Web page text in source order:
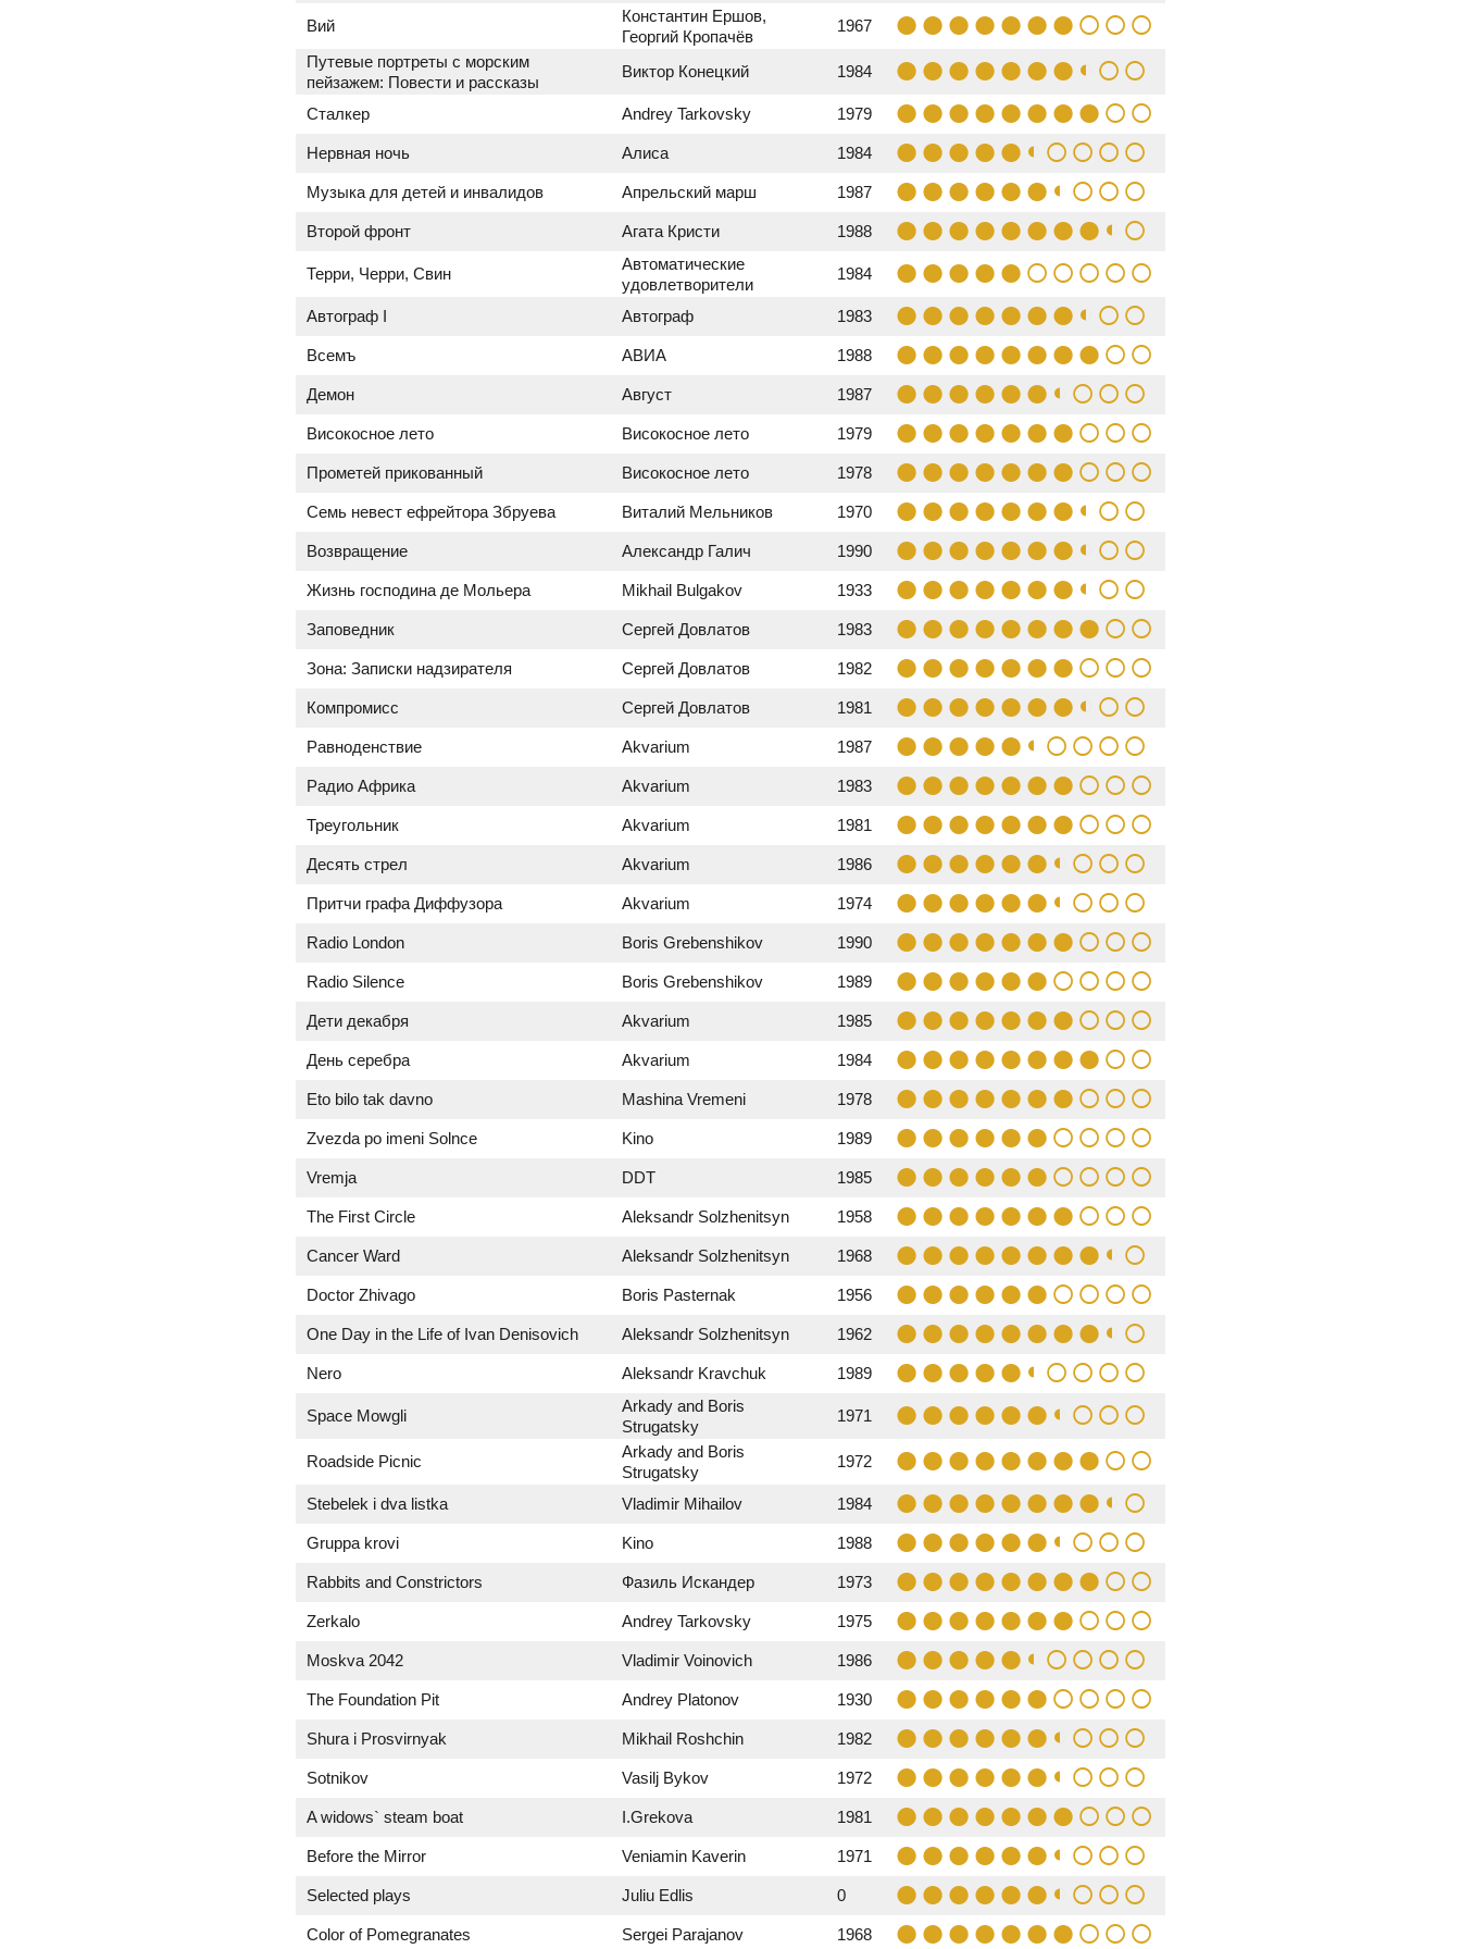
Вий
Константин Ершов,
Георгий Кропачёв
1967
Путевые портреты с морским
пейзажем: Повести и рассказы
Виктор Конецкий 1984
Сталкер Andrey Tarkovsky 1979
Нервная ночь Алиса 1984
Музыка для детей и инвалидов Апрельский марш 1987
Второй фронт Агата Кристи 1988
Терри, Черри, Свин
Автоматические
удовлетворители
1984
Автограф I Автограф 1983
Всемъ АВИА 1988
Демон Август 1987
Високосное лето Високосное лето 1979
Прометей прикованный Високосное лето 1978
Семь невест ефрейтора Збруева Виталий Мельников 1970
Возвращение Александр Галич 1990
Жизнь господина де Мольера Mikhail Bulgakov 1933
Заповедник Сергей Довлатов 1983
Зона: Записки надзирателя Сергей Довлатов 1982
Компромисс Сергей Довлатов 1981
Равноденствие Akvarium 1987
Радио Африка Akvarium 1983
Треугольник Akvarium 1981
Десять стрел Akvarium 1986
Притчи графа Диффузора Akvarium 1974
Radio London Boris Grebenshikov 1990
Radio Silence Boris Grebenshikov 1989
Дети декабря Akvarium 1985
День серебра Akvarium 1984
Eto bilo tak davno Mashina Vremeni 1978
Zvezda po imeni Solnce Kino 1989
Vremja DDT 1985
The First Circle Aleksandr Solzhenitsyn 1958
Cancer Ward Aleksandr Solzhenitsyn 1968
Doctor Zhivago Boris Pasternak 1956
One Day in the Life of Ivan Denisovich Aleksandr Solzhenitsyn 1962
Nero Aleksandr Kravchuk 1989
Space Mowgli
Arkady and Boris
Strugatsky
1971
Roadside Picnic
Arkady and Boris
Strugatsky
1972
Stebelek i dva listka Vladimir Mihailov 1984
Gruppa krovi Kino 1988
Rabbits and Constrictors Фазиль Искандер 1973
Zerkalo Andrey Tarkovsky 1975
Moskva 2042 Vladimir Voinovich 1986
The Foundation Pit Andrey Platonov 1930
Shura i Prosvirnyak Mikhail Roshchin 1982
Sotnikov Vasilj Bykov 1972
A widows` steam boat I.Grekova 1981
Before the Mirror Veniamin Kaverin 1971
Selected plays Juliu Edlis 0
Color of Pomegranates Sergei Parajanov 1968